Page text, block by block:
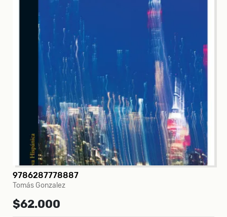
9786287778887
Tomás Gonzalez
$62.000